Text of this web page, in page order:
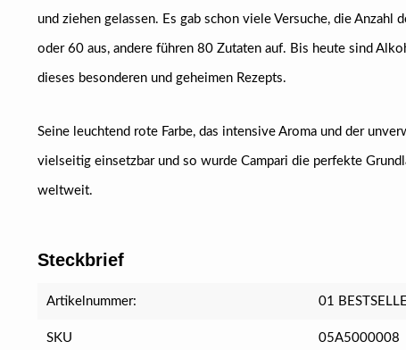
und ziehen gelassen. Es gab schon viele Versuche, die Anzahl
oder 60 aus, andere führen 80 Zutaten auf. Bis heute sind
dieses besonderen und geheimen Rezepts.
Seine leuchtend rote Farbe, das intensive Aroma und der
vielseitig einsetzbar und so wurde Campari die perfekte
weltweit.
Steckbrief
Artikelnummer: 01
SKU 05A5000008